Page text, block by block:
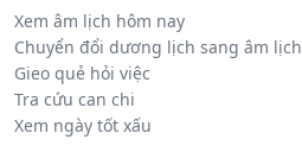
Xem âm lịch hôm nay
Chuyển đổi dương lịch sang âm lịch
Gieo quẻ hỏi việc
Tra cứu can chi
Xem ngày tốt xấu